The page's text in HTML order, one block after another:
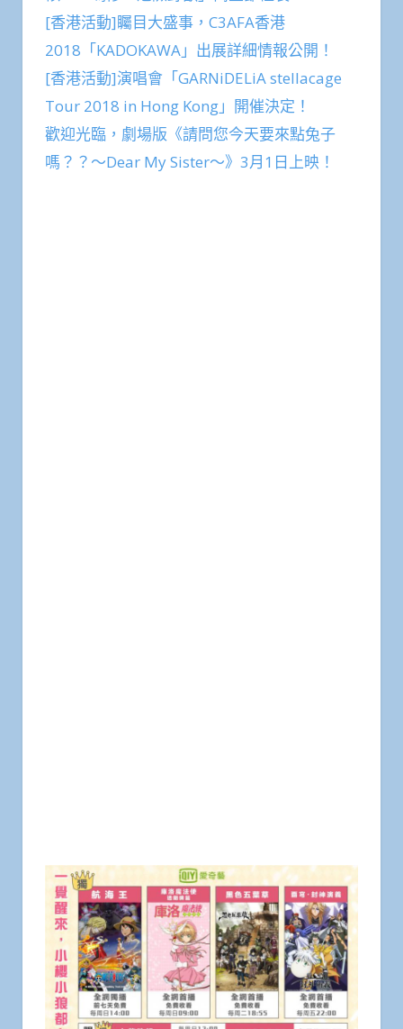
[香港活動]矚目大盛事，C3AFA香港
2018「KADOKAWA」出展詳細情報公開！
[香港活動]演唱會「GARNiDELiA stellacage
Tour 2018 in Hong Kong」開催決定！
歡迎光臨，劇場版《請問您今天要來點兔子
嗎？？～Dear My Sister～》3月1日上映！